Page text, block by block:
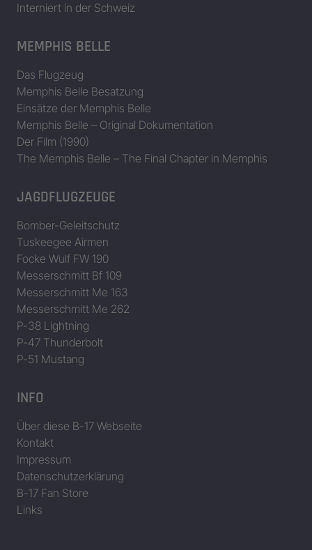
Interniert in der Schweiz
MEMPHIS BELLE
Das Flugzeug
Memphis Belle Besatzung
Einsätze der Memphis Belle
Memphis Belle – Original Dokumentation
Der Film (1990)
The Memphis Belle – The Final Chapter in Memphis
JAGDFLUGZEUGE
Bomber-Geleitschutz
Tuskeegee Airmen
Focke Wulf FW 190
Messerschmitt Bf 109
Messerschmitt Me 163
Messerschmitt Me 262
P-38 Lightning
P-47 Thunderbolt
P-51 Mustang
INFO
Über diese B-17 Webseite
Kontakt
Impressum
Datenschutzerklärung
B-17 Fan Store
Links